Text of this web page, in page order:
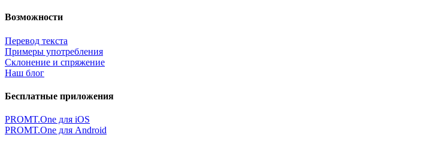
Возможности
Перевод текста
Примеры употребления
Склонение и спряжение
Наш блог
Бесплатные приложения
PROMT.One для iOS
PROMT.One для Android